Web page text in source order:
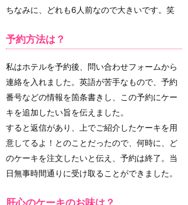
ちなみに、どれも6人前なので大きいです。笑
予約方法は？
私はホテルを予約後、問い合わせフォームから
連絡を入れました。英語が苦手なもので、予約
番号などの情報を箇条書きし、この予約にケー
キを追加したい旨を伝えました。
すると返信があり、上でご紹介したケーキを用
意してるよ！とのことだったので、何時に、ど
のケーキを注文したいと伝え、予約は終了。当
日無事時間通りに受け取ることができました。